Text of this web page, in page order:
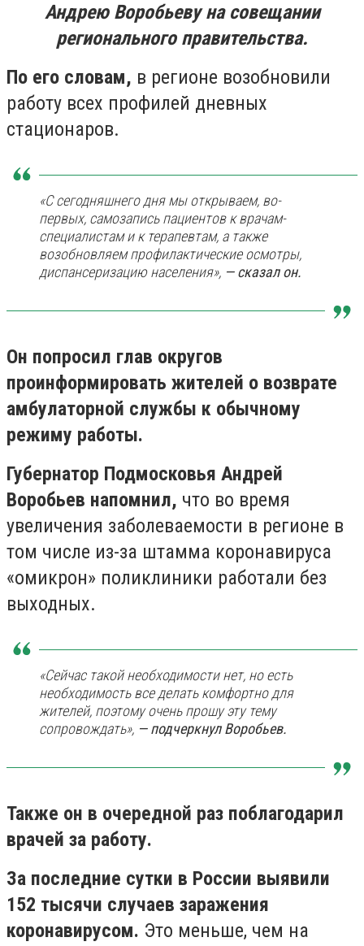
Андрею Воробьеву на совещании
регионального правительства.
По его словам, в регионе возобновили
работу всех профилей дневных
стационаров.
«С сегодняшнего дня мы открываем, во-
первых, самозапись пациентов к врачам-
специалистам и к терапевтам, а также
возобновляем профилактические осмотры,
диспансеризацию населения», — сказал он.
Он попросил глав округов
проинформировать жителей о возврате
амбулаторной службы к обычному
режиму работы.
Губернатор Подмосковья Андрей
Воробьев напомнил, что во время
увеличения заболеваемости в регионе в
том числе из-за штамма коронавируса
«омикрон» поликлиники работали без
выходных.
«Сейчас такой необходимости нет, но есть
необходимость все делать комфортно для
жителей, поэтому очень прошу эту тему
сопровождать», — подчеркнул Воробьев.
Также он в очередной раз поблагодарил
врачей за работу.
За последние сутки в России выявили
152 тысячи случаев заражения
коронавирусом. Это меньше, чем на